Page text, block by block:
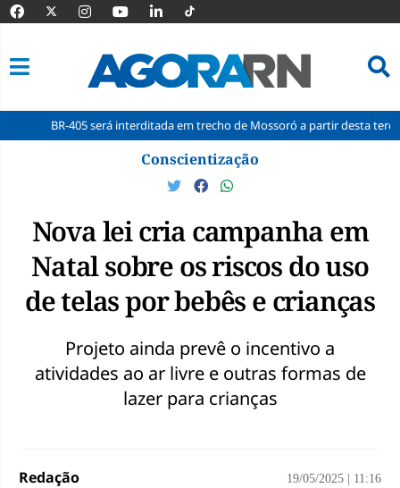
405 será interditada em trecho de Mossoró a partir desta terça-feira
Conscientização
Nova lei cria campanha em
Natal sobre os riscos do uso
de telas por bebês e crianças
Projeto ainda prevê o incentivo a
atividades ao ar livre e outras formas de
lazer para crianças
Redação 19/05/2025 11:16